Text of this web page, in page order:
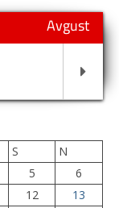
Avgust
S
N
5
6
12
13